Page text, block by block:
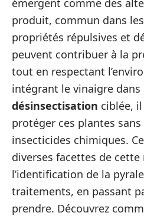
émergent comme des
produit, commun dans
propriétés répulsives et
peuvent contribuer à la
tout en respectant
intégrant le vinaigre
désinsectisation ciblée,
protéger ces plantes
insecticides chimiques.
diverses facettes de
l’identification de la
traitements, en passant
prendre. Découvrez